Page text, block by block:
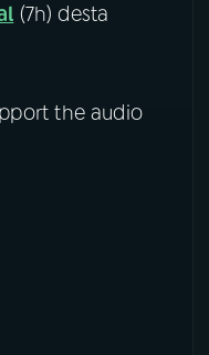
(7h) desta
the audio